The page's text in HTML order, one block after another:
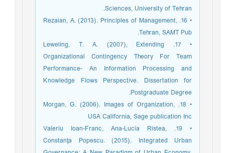
Sciences, University of Tehran.
• 16. Rezaian, A. (2013). Principles of Management,
Tehran, SAMT Pub.
• 17. Leweling, T. A. (2007), Extending
Organizational Contingency Theory For Team
Performance- An Information Processing and
Knowledge Flows Perspective. Dissertation for
Postgraduate Degree.
• 18. Morgan, G. (2006). Images of Organization,
USA California, Sage publication Inc
• 19. Valeriu Ioan-Franc, Ana-Lucia Ristea,
Constanţa Popescu. (2015). Integrated Urban